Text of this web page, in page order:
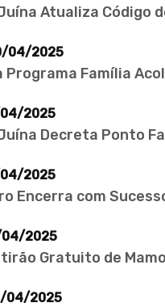
Atualiza Código
04/2025
Família
2025
Decreta Ponto
2025
Encerra com
2025
Gratuito de
04/2025